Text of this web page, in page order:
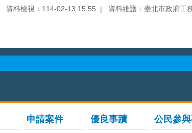
資料檢視：114-02-13 15:55 資料維護：臺北市政府工
申請案件 優良事蹟 公民參